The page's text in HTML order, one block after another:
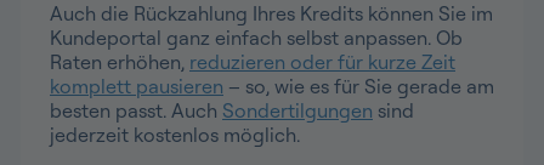
Auch die Rückzahlung Ihres Kredits können Sie im
Kundeportal ganz einfach selbst anpassen. Ob
Raten erhöhen, reduzieren oder für kurze Zeit
komplett pausieren – so, wie es für Sie gerade am
besten passt. Auch Sondertilgungen sind
jederzeit kostenlos möglich.